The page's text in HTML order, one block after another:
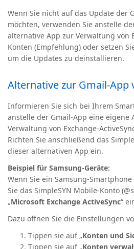
Wenn Sie nicht auf das Update der
möchten, verwenden Sie anstelle
alternative App zur Verwaltung von
Konten (Empfehlung) oder setzen
um die Updates zu deinstallieren.
Alternative zur Gmail-App
Informieren Sie sich bei Ihrem
anstelle der Gmail-App eine eigene
Verwaltung von Exchange-
Richten Sie anschließend das
dieser alternativen App ein.
Beispiel für Samsung-Geräte:
Wenn Sie ein Samsung-
Sie das SimpleSYN Mobile-Konto
„Microsoft Exchange ActiveSync“
Dazu öffnen Sie die Einstellungen
Tippen sie auf „Konten und
Tippen sie auf „Konten